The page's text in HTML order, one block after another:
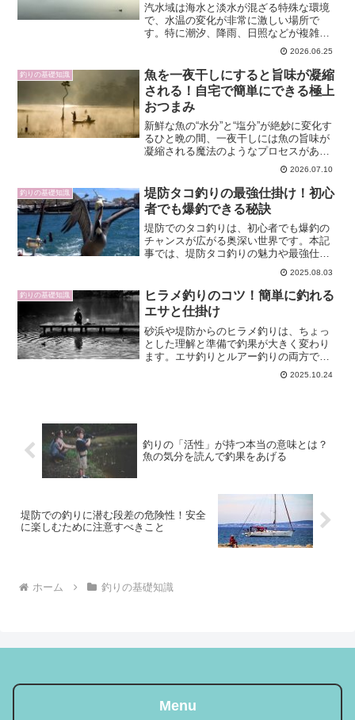
汽水域は海水と淡水が混ざる特殊な環境
で、水温の変化が非常に激しい場所で
す。特に潮汐、降雨、日照などが複雑に
絡み合って、短時間で水温が上下するこ
とがあります。シーバスをはじめとした
魚たちはこの変動を敏感に感じ取り、行
動や生理に大きな影響を受け...
2026.06.25
釣りの基礎知識
魚を一夜干しにすると旨味が凝縮
される！自宅で簡単にできる極上
おつまみ
新鮮な魚の“水分”と“塩分”が絶妙に変化す
るひと晩の間、一夜干しには魚の旨味が
凝縮される魔法のようなプロセスがあり
ます。干すことによって飛ぶ水分、塩が
肉に染み込む過程、酵素の働きなどが複
雑に絡み合い、風味が深く、香ばしくな
るのです。この記事...
2026.07.10
釣りの基礎知識
堤防タコ釣りの最強仕掛け！初心
者でも爆釣できる秘訣
堤防でのタコ釣りは、初心者でも爆釣の
チャンスが広がる奥深い世界です。本記
事では、堤防タコ釣りの魅力や最強仕掛
けの選び方、釣果アップのテクニックま
で徹底解説。手軽に手に入るアイテムや
自作方法、さらに体験談や最新のおすす
め釣具情報も網羅していま...
2025.08.03
釣りの基礎知識
ヒラメ釣りのコツ！簡単に釣れる
エサと仕掛け
砂浜や堤防からのヒラメ釣りは、ちょっ
とした理解と準備で釣果が大きく変わり
ます。エサ釣りとルアー釣りの両方で結
果を出すための最新のコツを、シーズ
ン、ポイント、仕掛け、アクションまで
2025.10.24
釣りの「活性」が持つ本当の意味とは？
魚の気分を読んで釣果をあげる
堤防での釣りに潜む段差の危険性！安全
に楽しむために注意すべきこと
ホーム 釣りの基礎知識
Menu